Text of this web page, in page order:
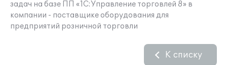
задач на базе ПП «1С:Управление торговлей 8» в
компании - поставщике оборудования для
предприятий розничной торговли
К списку